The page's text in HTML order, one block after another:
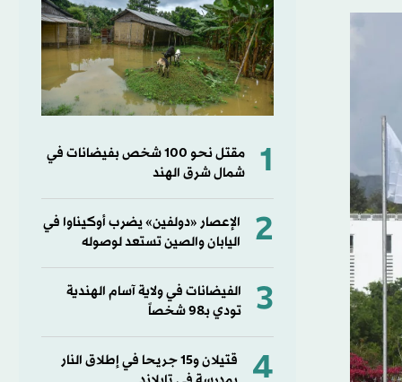
1
مقتل نحو 100 شخص بفيضانات في
شمال شرق الهند
2
الإعصار «دولفين» يضرب أوكيناوا في
اليابان والصين تستعد لوصوله
3
الفيضانات في ولاية آسام الهندية
تودي بـ98 شخصاً
4
قتيلان و15 جريحا في إطلاق النار